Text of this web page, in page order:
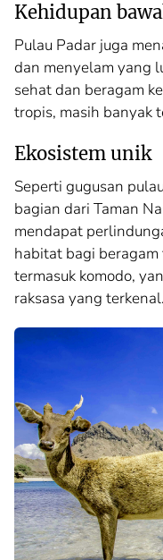
Kehidupan
Pulau Padar juga
dan menyelam yang
sehat dan beragam
tropis, masih banyak
Ekosistem unik
Seperti gugusan
bagian dari Taman
mendapat
habitat bagi
termasuk komodo,
raksasa yang terkenal.